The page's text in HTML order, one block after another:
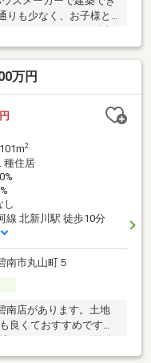
りも少なく、お子様と
市立新川小学校：徒歩
校：徒歩19分
歩12分（959m）スー
523m）コンビニ ロー
休で営業中！お気軽に
万円
2
種住居
し
線 北新川駅 徒歩10分
南市丸山町５
南店があります。土地
良くておすすめです。
にふさわしくない用途
る地域です。相場を考